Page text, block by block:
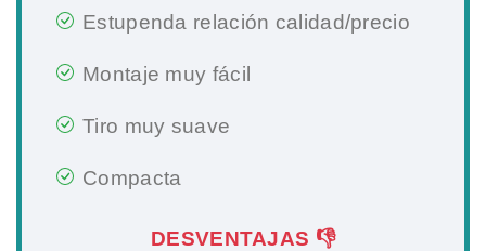
Estupenda relación calidad/precio
Montaje muy fácil
Tiro muy suave
Compacta
DESVENTAJAS 👎